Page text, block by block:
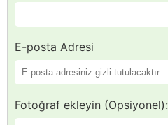
E-posta Adresi
Fotoğraf ekleyin (Opsiyonel):